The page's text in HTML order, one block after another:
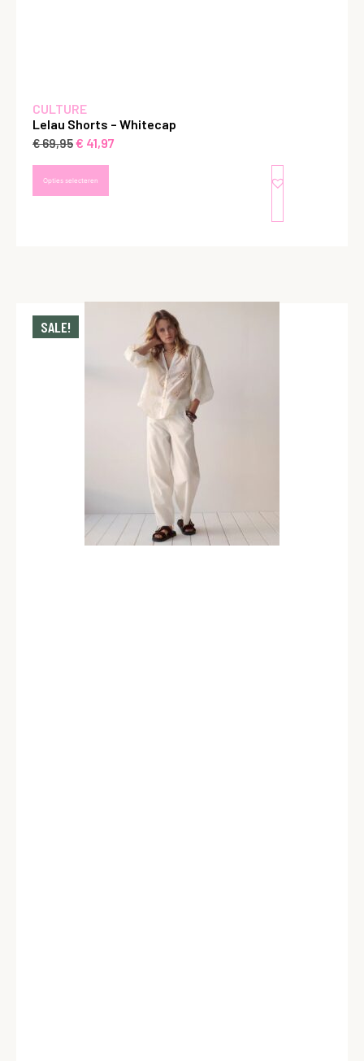
CULTURE
Lelau Shorts – Whitecap
€69,95€ 41,97
Opties selecteren
SALE!